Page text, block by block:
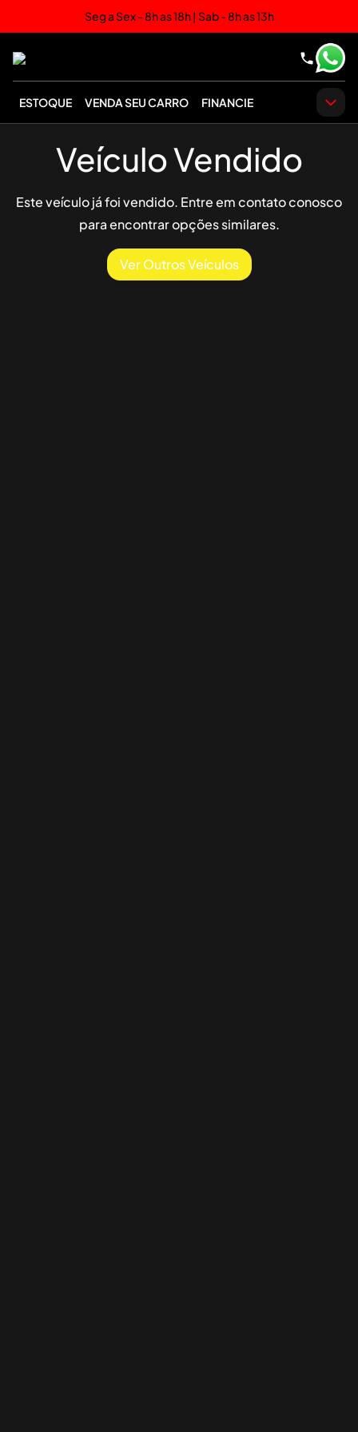
Seg a Sex - 8h as 18h | Sab - 8h as 13h
ESTOQUE VENDA SEU CARRO FINANCIE
Veículo Vendido
Este veículo já foi vendido. Entre em contato conosco
para encontrar opções similares.
Ver Outros Veículos